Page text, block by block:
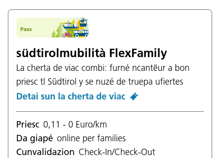
südtirolmubilità FlexFamily
La cherta de viac combi: furné ncantëur a bon
priesc tl Südtirol y se nuzé de truepa ufiertes
Detai sun la cherta de viac
Priesc 0,11 - 0 Euro/km
Da giapé online per families
Cunvalidazion Check-In/Check-Out